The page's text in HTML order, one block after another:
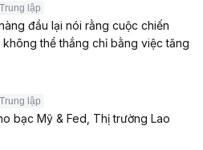
Trung lập
đầu lại nói rằng cuộc chiến
thể thắng chỉ bằng việc tăng
Trung lập
bạc Mỹ & Fed, Thị trường Lao